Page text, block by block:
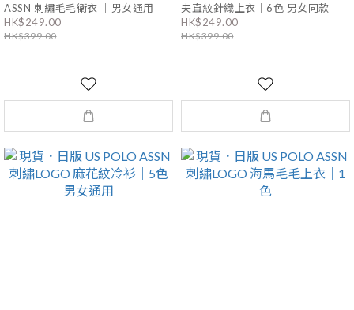
ASSN 刺繡毛毛衛衣 ｜男女通用
HK$249.00
HK$399.00
夫直紋針織上衣｜6色 男女同款
HK$249.00
HK$399.00